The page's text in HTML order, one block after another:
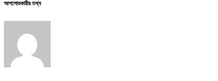
আপলোডকারীর তথ্য